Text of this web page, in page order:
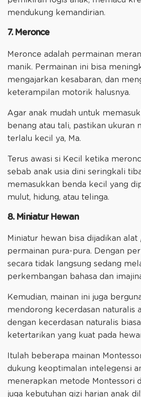
mendukung kemandirian.
7. Meronce
Meronce adalah permainan
manik. Permainan ini bisa
mengajarkan kesabaran, dan
keterampilan motorik halusnya.
Agar anak mudah untuk
benang atau tali, pastikan ukuran
terlalu kecil ya, Ma.
Terus awasi si Kecil ketika
sebab anak usia dini seringkali
memasukkan benda kecil yang
mulut, hidung, atau telinga.
8. Miniatur Hewan
Miniatur hewan bisa dijadikan alat
permainan pura-pura. Dengan
secara tidak langsung sedang
perkembangan bahasa dan
Kemudian, mainan ini juga
mendorong kecerdasan naturalis
dengan kecerdasan naturalis
ketertarikan yang kuat pada
Itulah beberapa mainan
dukung keoptimalan intelegensi
menerapkan metode Montessori
juga kebutuhan gizi harian anak